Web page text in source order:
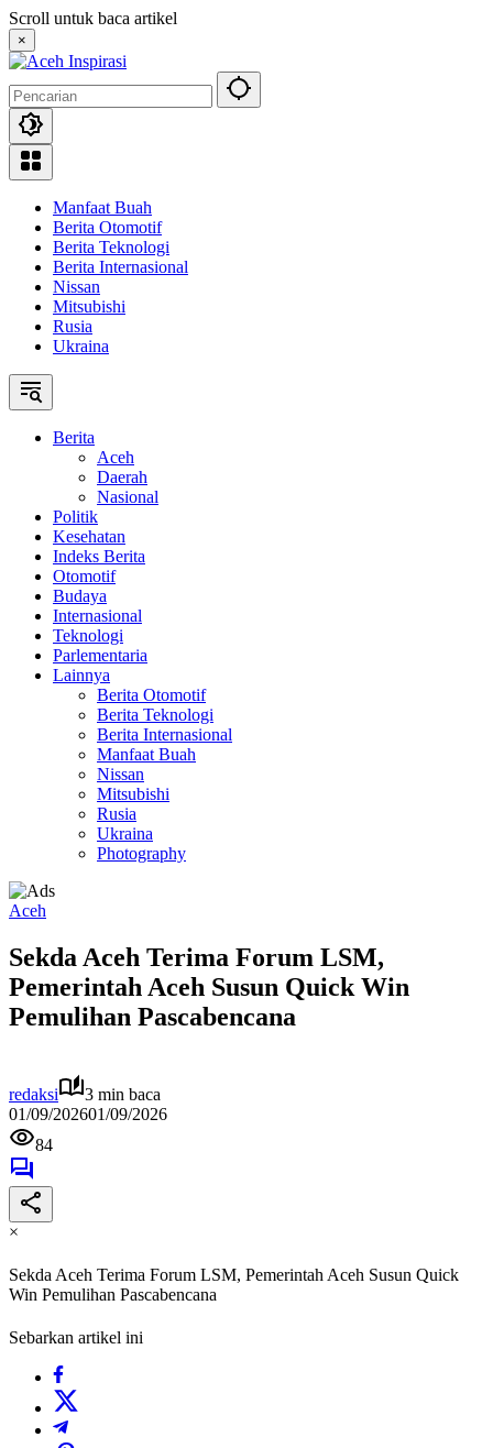
Langsung
ke
konten
Scroll untuk baca artikel
×
Manfaat Buah
Berita Otomotif
Berita Teknologi
Berita Internasional
Nissan
Mitsubishi
Rusia
Ukraina
Berita
Aceh
Daerah
Nasional
Politik
Kesehatan
Indeks Berita
Otomotif
Budaya
Internasional
Teknologi
Parlementaria
Lainnya
Berita Otomotif
Berita Teknologi
Berita Internasional
Manfaat Buah
Nissan
Mitsubishi
Rusia
Ukraina
Photography
Aceh
Sekda Aceh Terima Forum LSM,
Pemerintah Aceh Susun Quick Win
Pemulihan Pascabencana
redaksi
3 min baca
01/09/202601/09/2026
84
×
Sekda Aceh Terima Forum LSM, Pemerintah Aceh Susun Quick
Win Pemulihan Pascabencana
Sebarkan artikel ini